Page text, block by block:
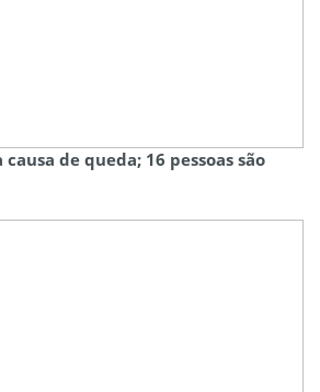
causa de queda; 16 pessoas são